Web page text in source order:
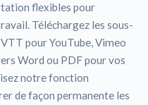
flexibles pour
Téléchargez les sous-
pour YouTube, Vimeo
Word ou PDF pour vos
notre fonction
de façon permanente les